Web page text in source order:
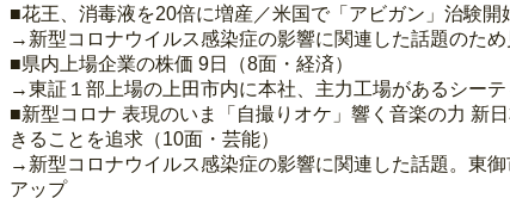
■花王、消毒液を20倍に増産／米国で「アビガン」治験
→新型コロナウイルス感染症の影響に関連した話題のた
■県内上場企業の株価 9日（8面・経済）
→東証１部上場の上田市内に本社、主力工場があるシー
■新型コロナ 表現のいま「自撮りオケ」響く音楽の力 新
きることを追求（10面・芸能）
→新型コロナウイルス感染症の影響に関連した話題。東
アップ